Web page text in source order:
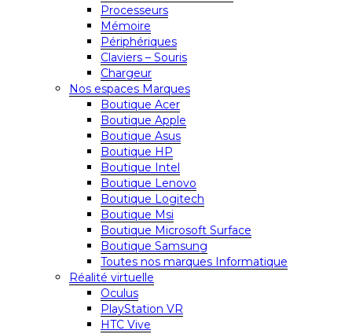
Processeurs
Mémoire
Périphériques
Claviers – Souris
Chargeur
Nos espaces Marques
Boutique Acer
Boutique Apple
Boutique Asus
Boutique HP
Boutique Intel
Boutique Lenovo
Boutique Logitech
Boutique Msi
Boutique Microsoft Surface
Boutique Samsung
Toutes nos marques Informatique
Réalité virtuelle
Oculus
PlayStation VR
HTC Vive